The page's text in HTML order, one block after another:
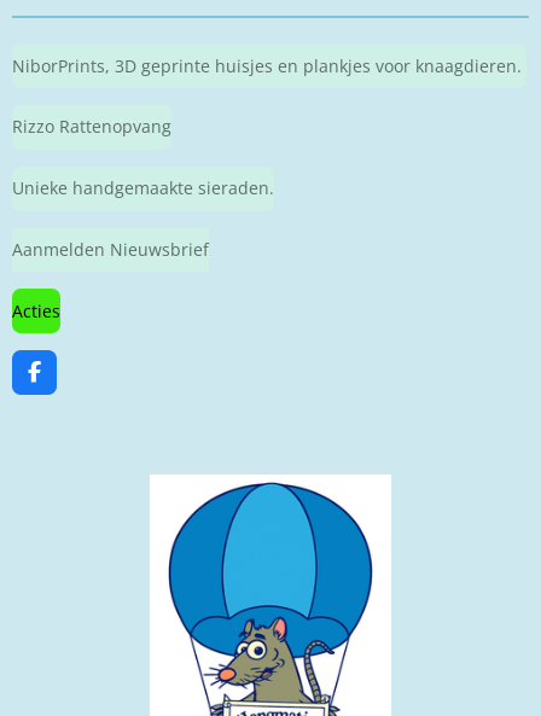
NiborPrints, 3D geprinte huisjes en plankjes voor knaagdieren.
Rizzo Rattenopvang
Unieke handgemaakte sieraden.
Aanmelden Nieuwsbrief
Acties
F
a